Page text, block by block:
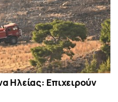
Ηλείας: Επιχειρούν